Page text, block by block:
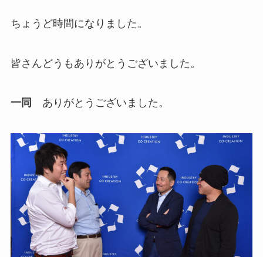
ちょうど時間になりました。
皆さんどうもありがとうございました。
一同 ありがとうございました。